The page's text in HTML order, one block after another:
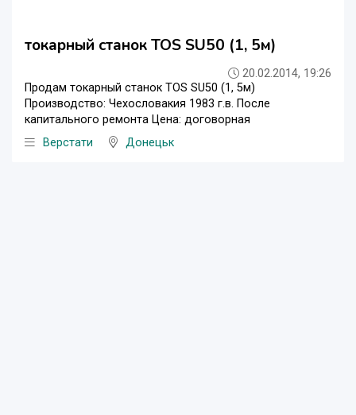
токарный станок TOS SU50 (1, 5м)
20.02.2014, 19:26
Продам токарный станок TOS SU50 (1, 5м)
Производство: Чехословакия 1983 г.в. После
капитального ремонта Цена: договорная
Верстати
Донецьк